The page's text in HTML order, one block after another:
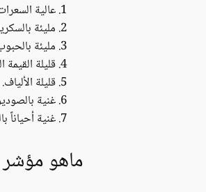
عالية
مليئة
مليئة
قليلة القيمة
قليلة الألياف.
غنية
غنية أحياناً
ماهو